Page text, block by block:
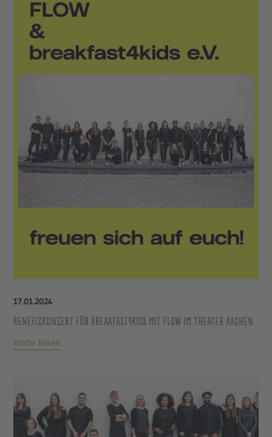
17.01.2024
Benefizkonzert für breakfast4kids mit FLOW im Theater Aachen
mehr lesen